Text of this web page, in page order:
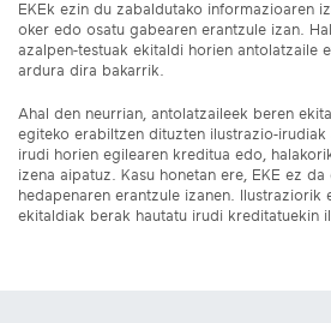
EKEk ezin du zabaldutako informazioaren
oker edo osatu gabearen erantzule izan.
azalpen-testuak ekitaldi horien antolatzaile
ardura dira bakarrik.
Ahal den neurrian, antolatzaileek beren
egiteko erabiltzen dituzten ilustrazio-
irudi horien egilearen kreditua edo,
izena aipatuz. Kasu honetan ere, EKE ez
hedapenaren erantzule izanen. Ilustraziorik
ekitaldiak berak hautatu irudi kreditatuekin